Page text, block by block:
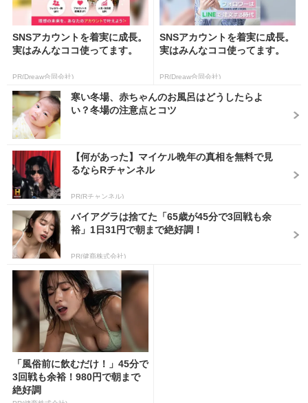
SNSアカウントを着実に成長。
実はみんなココ使ってます。
PR(Dreaw合同会社)
SNSアカウントを着実に成長。
実はみんなココ使ってます。
PR(Dreaw合同会社)
寒い冬場、赤ちゃんのお風呂はどうしたらよ
い？冬場の注意点とコツ
【何があった】マイケル晩年の真相を無料で見
るならRチャンネル
PR(Rチャンネル)
バイアグラは捨てた「65歳が45分で3回戦も余
裕」1日31円で朝まで絶好調！
PR(健商株式会社)
「風俗前に飲むだけ！」45分で
3回戦も余裕！980円で朝まで
絶好調